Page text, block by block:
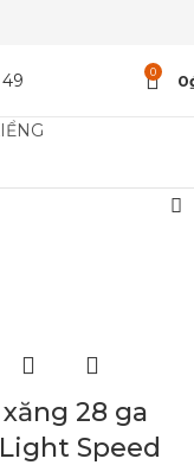
0 0
28 ga
Speed